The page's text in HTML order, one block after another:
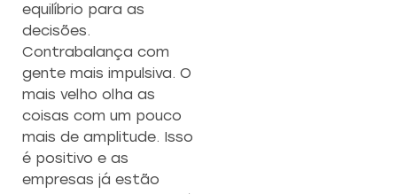
equilíbrio para as
decisões.
Contrabalança com
gente mais impulsiva. O
mais velho olha as
coisas com um pouco
mais de amplitude. Isso
é positivo e as
empresas já estão